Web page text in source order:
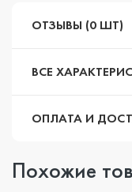
ОТЗЫВЫ (0 ШТ)
ВСЕ
ОПЛАТА И
Похожие